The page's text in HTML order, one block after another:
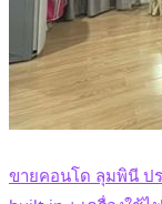
ขายคอนโด ลุมพินี ป